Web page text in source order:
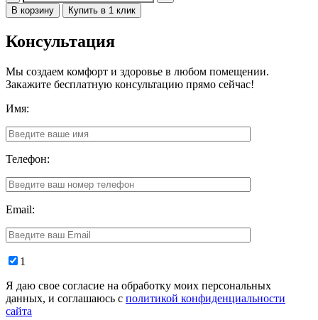
В корзину Купить в 1 клик
Консультация
Мы создаем комфорт и здоровье в любом помещении.
Закажите бесплатную консультацию прямо сейчас!
Имя:
Телефон:
Email:
1
Я даю свое согласие на обработку моих персональных
данных, и соглашаюсь с политикой конфиденциальности
сайта